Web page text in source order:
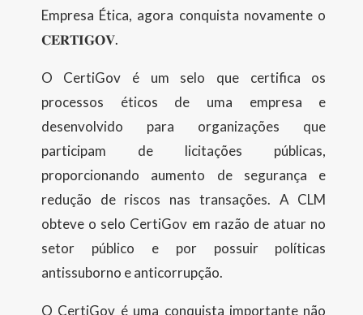
Empresa Ética, agora conquista novamente o
𝐂𝐄𝐑𝐓𝐈𝐆𝐎𝐕.
O CertiGov é um selo que certifica os
processos éticos de uma empresa e
desenvolvido para organizações que
participam de licitações públicas,
proporcionando aumento de segurança e
redução de riscos nas transações. A CLM
obteve o selo CertiGov em razão de atuar no
setor público e por possuir políticas
antissuborno e anticorrupção.
O CertiGov é uma conquista importante não